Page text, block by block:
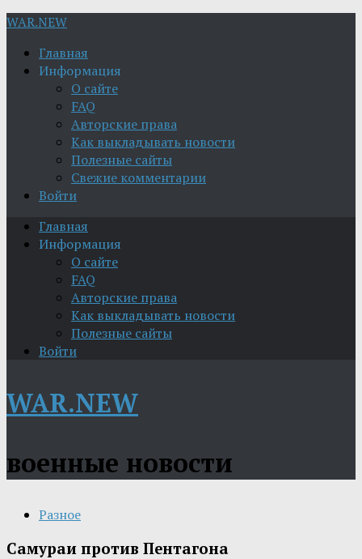
WAR.NEW
Главная
Информация
О сайте
FAQ
Авторские права
Как выкладывать новости
Полезные сайты
Свежие комментарии
Войти
Главная
Информация
О сайте
FAQ
Авторские права
Как выкладывать новости
Полезные сайты
Войти
WAR.NEW
военные новости
Разное
Самураи против Пентагона